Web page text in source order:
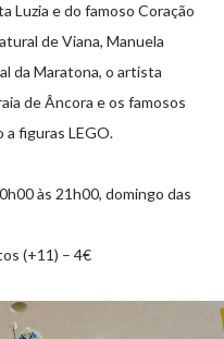
Luzia e do famoso Coração
de Viana, Manuela
da Maratona, o artista
de Âncora e os famosos
a figuras LEGO.
às 21h00, domingo das
(+11) – 4€